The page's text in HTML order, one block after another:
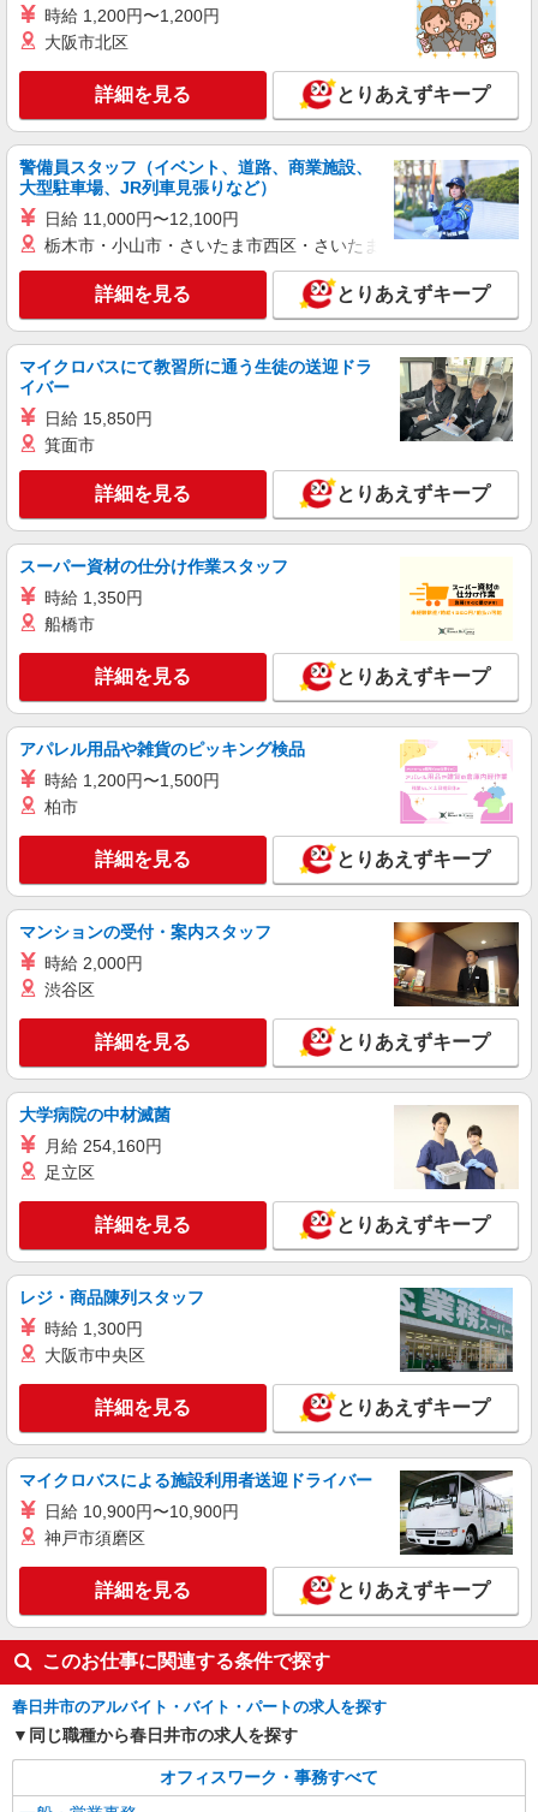
詳細を見る
パーソルテンプスタッフ株式会社 中部コーディネートセンター一課
（小牧）/26-0530534
9月開始★［増員］正社員登用制度あり◎未経
時給1500円〜1600円 ◆経験によりご相談くだ
さい
愛知県春日井市／最寄駅：神領駅、春日井（名
鉄線）駅 ≪車通勤可≫ ※敷地内に無料の駐車場
あり◎
キープ 詳細を見る
派遣社員
パーソルエクセルHRパートナーズ株式会社
事務のオシゴト
時給1,400円 ※当社規定あり
愛知県春日井市／最寄駅：勝川駅、春日井（中
駐車場代は上限6000円まで支給となります。
キープ 詳細を見る
パーソルテンプスタッフ株式会社 中部コーディネートセンター一課
（小牧）/26-0506988
［30代・40代多め］髪色やネイル自由◎大手
メーカー×部署のサポート事務★
時給1600円
愛知県春日井市／最寄駅：神領駅、小牧駅
≪車通勤可≫ ※敷地内に無料の駐車場あり◎
キープ 詳細を見る
派遣社員
パーソルテンプスタッフ株式会社 中部コーディネートセンター一課
（小牧）/26-0577195
開始日相談OK《事務はじめての方を応援！》
不動産管理会社でのジム＠春日井
時給1450円
愛知県春日井市／最寄駅：春日井（中央本線）
駅 ≪車通勤可≫ ■無料駐車場あり
詳細を見る
パーソルテンプスタッフ株式会社 中部コーディネートセンター一課
（小牧）/26-0373830
8月開始★＜高時給1800円↑＞経験活かせる！
時給1800円〜1900円（経験・能力による）
愛知県春日井市／最寄駅：神領駅、春日井（名
鉄線）駅 ≪車通勤可≫ ※敷地内に無料の駐車場
あり◎
キープ 詳細を見る
派遣社員
パーソルテンプスタッフ株式会社 中部コーディネートセンター一課
（小牧）/26-0519606
8月開始★［勝川駅から徒歩圏内］初めて歓
迎！残業少なめ☆サポート事務☆
時給1400円
愛知県春日井市／最寄駅：勝川駅 ◆JRでの
通勤が便利です ≪車通勤可≫ ◆車通勤希望の方
はご自身で駐車場の準備が必要です
派遣社員
時給 1,200円〜1,200円
大阪市北区
詳細を見る とりあえずキープ
警備員スタッフ（イベント、道路、商業施設、
大型駐車場、JR列車見張りなど）
日給 11,000円〜12,100円
栃木市・小山市・さいたま市西区・さいたま市岩槻区・久喜市・
詳細を見る とりあえずキープ
マイクロバスにて教習所に通う生徒の送迎ドラ
イバー
日給 15,850円
箕面市
詳細を見る とりあえずキープ
スーパー資材の仕分け作業スタッフ
時給 1,350円
船橋市
詳細を見る とりあえずキープ
アパレル用品や雑貨のピッキング検品
時給 1,200円〜1,500円
柏市
詳細を見る とりあえずキープ
マンションの受付・案内スタッフ
時給 2,000円
渋谷区
詳細を見る とりあえずキープ
大学病院の中材滅菌
月給 254,160円
足立区
詳細を見る とりあえずキープ
レジ・商品陳列スタッフ
時給 1,300円
大阪市中央区
詳細を見る とりあえずキープ
マイクロバスによる施設利用者送迎ドライバー
日給 10,900円〜10,900円
神戸市須磨区
詳細を見る とりあえずキープ
このお仕事に関連する条件で探す
春日井市のアルバイト・バイト・パートの求人を探す
同じ職種から春日井市の求人を探す
オフィスワーク・事務すべて